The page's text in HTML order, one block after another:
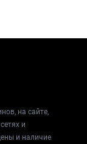
на сайте,
и
и наличие